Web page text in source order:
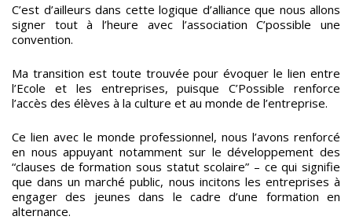
C’est d’ailleurs dans cette logique d’alliance que nous allons
signer tout à l’heure avec l’association C’possible une
convention.
Ma transition est toute trouvée pour évoquer le lien entre
l’Ecole et les entreprises, puisque C’Possible renforce
l’accès des élèves à la culture et au monde de l’entreprise.
Ce lien avec le monde professionnel, nous l’avons renforcé
en nous appuyant notamment sur le développement des
“clauses de formation sous statut scolaire” – ce qui signifie
que dans un marché public, nous incitons les entreprises à
engager des jeunes dans le cadre d’une formation en
alternance.